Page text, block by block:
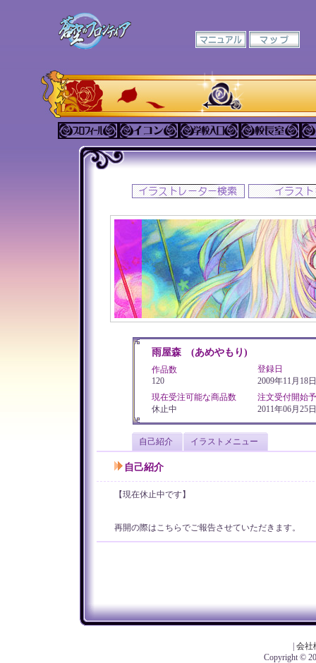
雨屋森 (あめやもり)
作品数
120
登録日
2009年11月18日
現在受注可能な商品数
休止中
注文受付開始
2011年06月25
自己紹介 イラストメニュー
自己紹介
【現在休止中です】
再開の際はこちらでご報告させていただきます。
会社
Copyright ©